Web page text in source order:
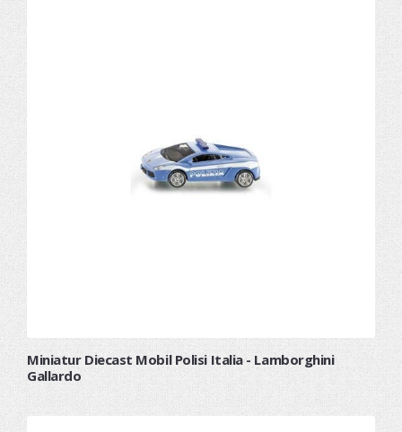
Miniatur Diecast Mobil Polisi Italia - Lamborghini
Gallardo